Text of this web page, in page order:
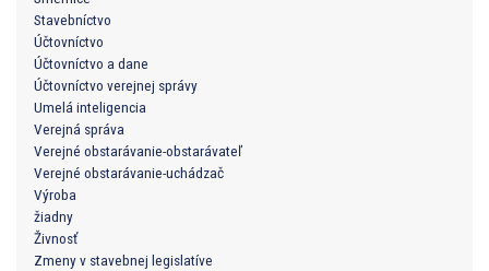
Stavebníctvo
Účtovníctvo
Účtovníctvo a dane
Účtovníctvo verejnej správy
Umelá inteligencia
Verejná správa
Verejné obstarávanie-obstarávateľ
Verejné obstarávanie-uchádzač
Výroba
žiadny
Živnosť
Zmeny v stavebnej legislatíve